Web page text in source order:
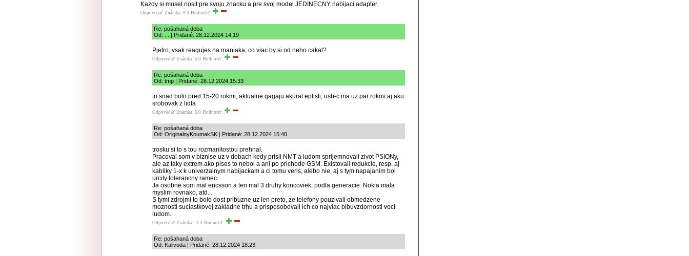
Kazdy si musel nosit pre svoju znacku a pre svoj model JEDINECNY nabijaci adapter.
Odpovedať Známka: 9.4 Hodnotiť:
Re: pošahaná doba
Od: ... | Pridané: 28.12.2024 14:19
Pjetro, vsak reagujes na maniaka, co viac by si od neho cakal?
Odpovedať Známka: 5.0 Hodnotiť:
Re: pošahaná doba
Od: tmp | Pridané: 28.12.2024 15:33
to snad bolo pred 15-20 rokmi, aktualne gagaju akurat eplisti, usb-c ma uz par rokov aj aku
srobovak z lidla
Odpovedať Známka: 5.0 Hodnotiť:
Re: pošahaná doba
Od: OriginalnyKoumakSK | Pridané: 28.12.2024 15:40
trosku si to s tou rozmanitostou prehnal.
Pracoval som v biznise uz v dobach kedy prisli NMT a ludom sprijemnovali zivot PSIONy,
ale az taky extrem ako pises to nebol a ani po prichode GSM. Existovali redukcie, resp. aj
kabliky 1-x k univerzalnym nabijackam a ci tomu veris, alebo nie, aj s tym napajanim bol
urcity tolerancny ramec.
Ja osobne som mal ericsson a ten mal 3 druhy koncoviek, podla generacie. Nokia mala
myslim rovnako, atd...
S tymi zdrojmi to bolo dost pribuzne uz len preto, ze telefony pouzivali obmedzene
moznosti suciastkovej zakladne trhu a prisposobovali ich co najviac blbuvzdornosti voci
ludom.
Odpovedať Známka: -4.3 Hodnotiť:
Re: pošahaná doba
Od: Kalivoda | Pridané: 28.12.2024 18:23